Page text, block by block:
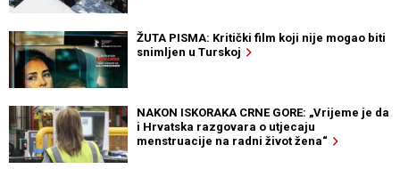
ŽUTA PISMA: Kritički film koji nije mogao biti
snimljen u Turskoj
NAKON ISKORAKA CRNE GORE: „Vrijeme je da
i Hrvatska razgovara o utjecaju
menstruacije na radni život žena“